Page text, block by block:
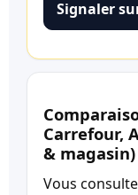
Signaler
Carrefour,
& magasin)
Vous